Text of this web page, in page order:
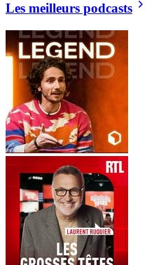
Les meilleurs podcasts